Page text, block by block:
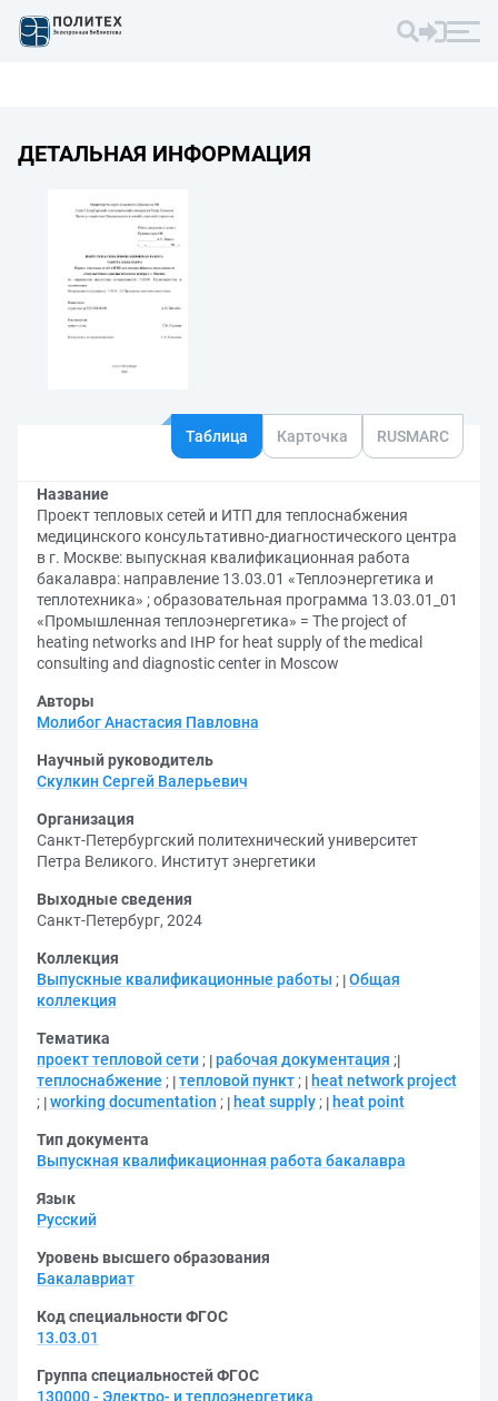
ДЕТАЛЬНАЯ ИНФОРМАЦИЯ
Таблица Карточка RUSMARC
Название
Проект тепловых сетей и ИТП для теплоснабжения
медицинского консультативно-диагностического центра
в г. Москве: выпускная квалификационная работа
бакалавра: направление 13.03.01 «Теплоэнергетика и
теплотехника» ; образовательная программа 13.03.01_01
«Промышленная теплоэнергетика» = The project of
heating networks and IHP for heat supply of the medical
consulting and diagnostic center in Moscow
Авторы
Молибог Анастасия Павловна
Научный руководитель
Скулкин Сергей Валерьевич
Организация
Санкт-Петербургский политехнический университет
Петра Великого. Институт энергетики
Выходные сведения
Санкт-Петербург, 2024
Коллекция
Выпускные квалификационные работы ; Общая
коллекция
Тематика
проект тепловой сети ; рабочая документация ;
теплоснабжение ; тепловой пункт ;
heat network project
; working documentation ; heat supply ; heat point
Тип документа
Выпускная квалификационная работа бакалавра
Язык
Русский
Уровень высшего образования
Бакалавриат
Код специальности ФГОС
13.03.01
Группа специальностей ФГОС
130000 - Электро- и теплоэнергетика